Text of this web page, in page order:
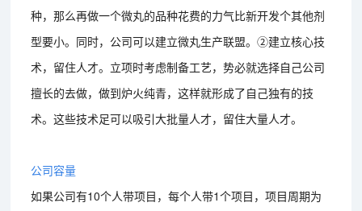
种，那么再做一个微丸的品种花费的力气比新开发个其他剂
型要小。同时，公司可以建立微丸生产联盟。②建立核心技
术，留住人才。立项时考虑制备工艺，势必就选择自己公司
擅长的去做，做到炉火纯青，这样就形成了自己独有的技
术。这些技术足可以吸引大批量人才，留住大量人才。
公司容量
如果公司有10个人带项目，每个人带1个项目，项目周期为